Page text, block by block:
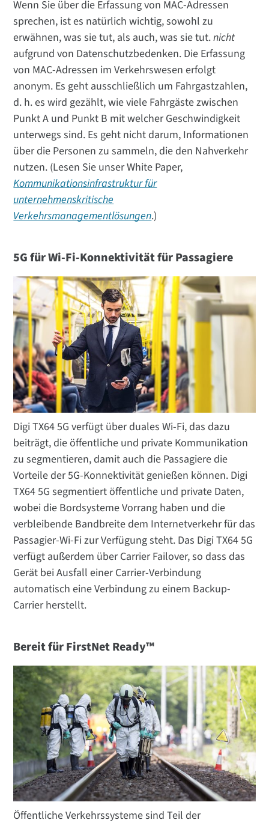
Wenn Sie über die Erfassung von MAC-Adressen
sprechen, ist es natürlich wichtig, sowohl zu
erwähnen, was sie tut, als auch, was sie tut.nicht
aufgrund von Datenschutzbedenken. Die Erfassung
von MAC-Adressen im Verkehrswesen erfolgt
anonym. Es geht ausschließlich um Fahrgastzahlen,
d. h. es wird gezählt, wie viele Fahrgäste zwischen
Punkt A und Punkt B mit welcher Geschwindigkeit
unterwegs sind. Es geht nicht darum, Informationen
über die Personen zu sammeln, die den Nahverkehr
nutzen. (Lesen Sie unser White Paper,
Kommunikationsinfrastruktur für
unternehmenskritische
Verkehrsmanagementlösungen.)
5G für Wi-Fi-Konnektivität für Passagiere
Digi TX64 5G verfügt über duales Wi-Fi, das dazu
beiträgt, die öffentliche und private Kommunikation
zu segmentieren, damit auch die Passagiere die
Vorteile der 5G-Konnektivität genießen können. Digi
TX64 5G segmentiert öffentliche und private Daten,
wobei die Bordsysteme Vorrang haben und die
verbleibende Bandbreite dem Internetverkehr für das
Passagier-Wi-Fi zur Verfügung steht. Das Digi TX64 5G
verfügt außerdem über Carrier Failover, so dass das
Gerät bei Ausfall einer Carrier-Verbindung
automatisch eine Verbindung zu einem Backup-
Carrier herstellt.
Bereit für FirstNet Ready™
Öffentliche Verkehrssysteme sind Teil der